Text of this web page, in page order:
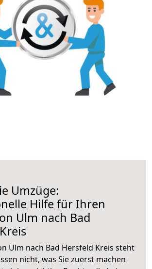
Umzüge:
Hilfe für Ihren
Ulm nach Bad
Ulm nach Bad Hersfeld Kreis steht
nicht, was Sie zuerst machen